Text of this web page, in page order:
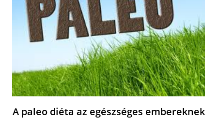
A paleo diéta az egészséges embereknek